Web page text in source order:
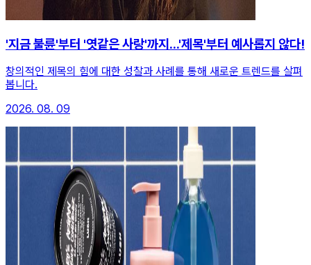
'지금 불륜'부터 '엿같은 사랑'까지...'제목'부터 예사롭지 않다!
창의적인 제목의 힘에 대한 성찰과 사례를 통해 새로운 트렌드를 살펴
봅니다.
2026. 08. 09